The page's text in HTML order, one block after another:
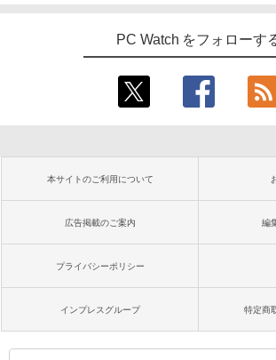
PC Watch をフォローす
本サイトのご利用について
広告掲載のご案内 編
プライバシーポリシー
インプレスグループ 特定商